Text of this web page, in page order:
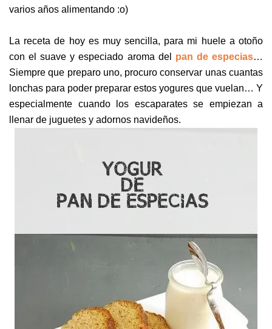
varios años alimentando :o)
La receta de hoy es muy sencilla, para mi huele a otoño
con el suave y especiado aroma del pan de especias…
Siempre que preparo uno, procuro conservar unas cuantas
lonchas para poder preparar estos yogures que vuelan… Y
especialmente cuando los escaparates se empiezan a
llenar de juguetes y adornos navideños.